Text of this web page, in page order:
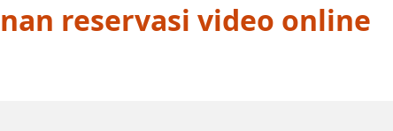
reservasi video online